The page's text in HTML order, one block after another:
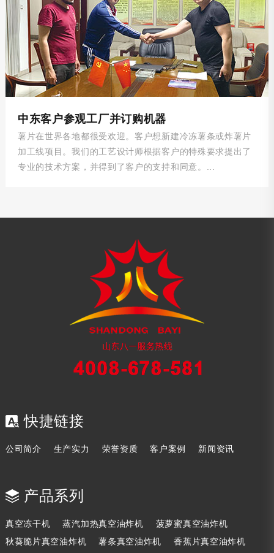
中东客户参观工厂并订购机器
薯片在世界各地都很受欢迎。客户想新建冷冻薯条或炸薯片
加工线项目。我们的工艺设计师根据客户的特殊要求提出了
专业的技术方案，并得到了客户的支持和同意。...
快捷链接
公司简介 生产实力 荣誉资质 客户案例 新闻资讯
产品系列
真空冻干机 蒸汽加热真空油炸机
菠萝蜜真空油炸机
秋葵脆片真空油炸机
薯条真空油炸机 香蕉片真空油炸机